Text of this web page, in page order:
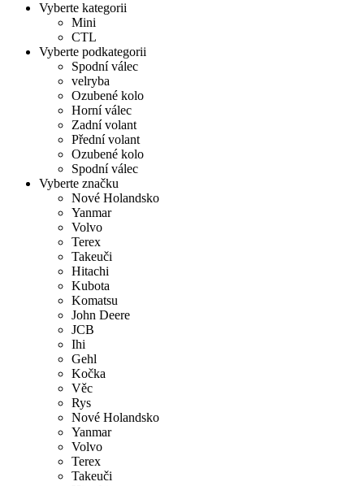
Vyberte kategorii
Mini
CTL
Vyberte podkategorii
Spodní válec
velryba
Ozubené kolo
Horní válec
Zadní volant
Přední volant
Ozubené kolo
Spodní válec
Vyberte značku
Nové Holandsko
Yanmar
Volvo
Terex
Takeuči
Hitachi
Kubota
Komatsu
John Deere
JCB
Ihi
Gehl
Kočka
Věc
Rys
Nové Holandsko
Yanmar
Volvo
Terex
Takeuči